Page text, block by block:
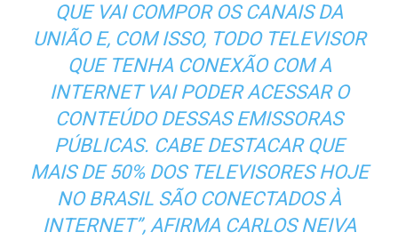
QUE VAI COMPOR OS CANAIS DA
UNIÃO E, COM ISSO, TODO TELEVISOR
QUE TENHA CONEXÃO COM A
INTERNET VAI PODER ACESSAR O
CONTEÚDO DESSAS EMISSORAS
PÚBLICAS. CABE DESTACAR QUE
MAIS DE 50% DOS TELEVISORES HOJE
NO BRASIL SÃO CONECTADOS À
INTERNET”, AFIRMA CARLOS NEIVA